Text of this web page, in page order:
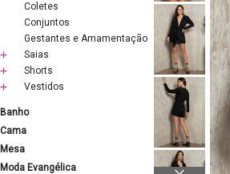
Coletes
Conjuntos
Gestantes e Amamentação
Saias
Shorts
Vestidos
Banho
Cama
Mesa
Moda Evangélica